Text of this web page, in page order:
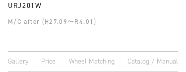
URJ201W
M/C after (H27.09〜R4.01)
Gallery Price Wheel Matching Catalog / Manual